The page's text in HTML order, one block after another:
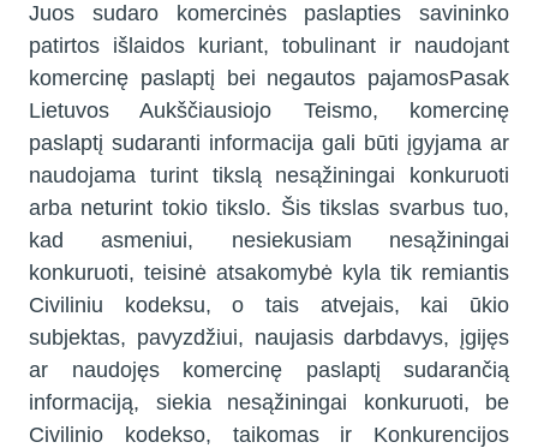
Juos sudaro komercinės paslapties savininko
patirtos išlaidos kuriant, tobulinant ir naudojant
komercinę paslaptį bei negautos pajamosPasak
Lietuvos Aukščiausiojo Teismo, komercinę
paslaptį sudaranti informacija gali būti įgyjama ar
naudojama turint tikslą nesąžiningai konkuruoti
arba neturint tokio tikslo. Šis tikslas svarbus tuo,
kad asmeniui, nesiekusiam nesąžiningai
konkuruoti, teisinė atsakomybė kyla tik remiantis
Civiliniu kodeksu, o tais atvejais, kai ūkio
subjektas, pavyzdžiui, naujasis darbdavys, įgijęs
ar naudojęs komercinę paslaptį sudarančią
informaciją, siekia nesąžiningai konkuruoti, be
Civilinio kodekso, taikomas ir Konkurencijos